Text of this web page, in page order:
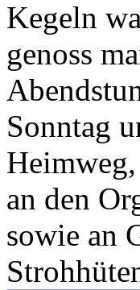
Kegeln
genoss
Sonntag
an den
sowie an